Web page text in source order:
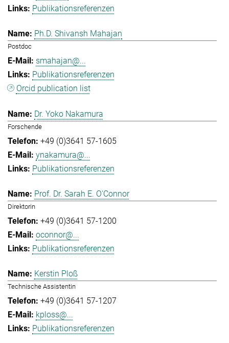
Publikationsreferenzen
Ph.D. Shivansh Mahajan
Postdoc
smahajan@...
Publikationsreferenzen
Orcid publication list
Dr. Yoko Nakamura
Forschende
+49 (0)3641 57-1605
ynakamura@...
Publikationsreferenzen
Prof. Dr. Sarah E. O'Connor
Direktorin
+49 (0)3641 57-1200
oconnor@...
Publikationsreferenzen
Kerstin Ploß
Technische Assistentin
+49 (0)3641 57-1207
kploss@...
Publikationsreferenzen